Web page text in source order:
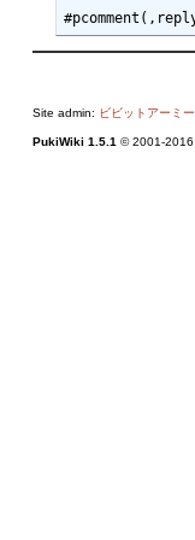
Site admin: ビビットアーミー
PukiWiki 1.5.1 © 2001-2016